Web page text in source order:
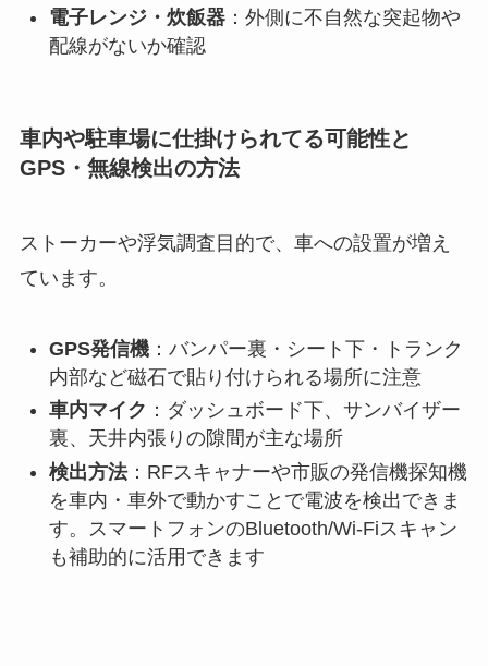
電子レンジ・炊飯器：外側に不自然な突起物や
配線がないか確認
車内や駐車場に仕掛けられてる可能性と
GPS・無線検出の方法
ストーカーや浮気調査目的で、車への設置が増え
ています。
GPS発信機：バンパー裏・シート下・トランク
内部など磁石で貼り付けられる場所に注意
車内マイク ：ダッシュボード下、サンバイザー
裏、天井内張りの隙間が主な場所
検出方法：RFスキャナーや市販の発信機探知機
を車内・車外で動かすことで電波を検出できま
す。スマートフォンのBluetooth/Wi-Fiスキャン
も補助的に活用できます